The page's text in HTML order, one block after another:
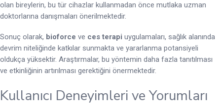
olan bireylerin, bu tür cihazlar kullanmadan önce mutlaka uzman
doktorlarına danışmaları önerilmektedir.
Sonuç olarak, bioforce ve ces terapi uygulamaları, sağlık alanında
devrim niteliğinde katkılar sunmakta ve yararlanma potansiyeli
oldukça yüksektir. Araştırmalar, bu yöntemin daha fazla tanıtılması
ve etkinliğinin artırılması gerektiğini önermektedir.
Kullanıcı Deneyimleri ve Yorumları